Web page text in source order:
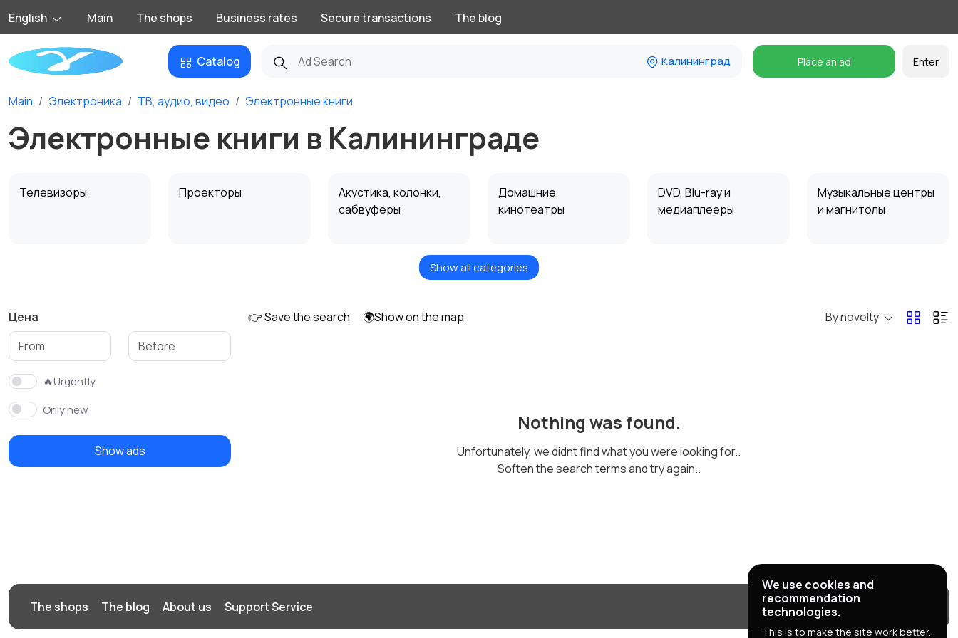
English Main The shops Business rates Secure transactions The blog
Catalog Калининград Place an ad Enter
Main Электроника ТВ, аудио, видео Электронные книги
Электронные книги в Калининграде
Телевизоры Проекторы
Акустика, колонки,
сабвуферы
Домашние
кинотеатры
DVD, Blu-ray и
медиаплееры
Музыкальные центры
и магнитолы
Спутниковое и
Аудиоусилители и
Show all categories
Цена
🔥Urgently
Only new
Show ads
👉 Save the search 🌍Show on the map By novelty
Nothing was found.
Unfortunately, we didnt find what you were looking for..
Soften the search terms and try again..
The shops The blog About us Support Service
We use cookies and
recommendation
technologies.
This is to make the site work better.